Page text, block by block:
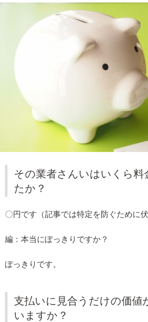
その業者さんいはいくら料
たか？
〇円です（記事では特定を防ぐために伏
編：本当にぽっきりですか？
ぽっきりです。
支払いに見合うだけの価値
いますか？